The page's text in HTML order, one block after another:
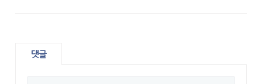
댓글